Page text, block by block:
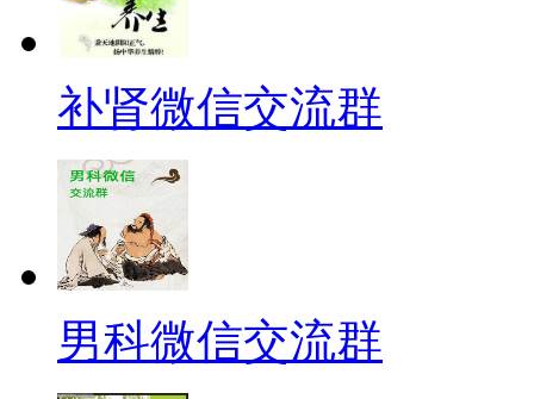
补肾微信交流群
男科微信交流群